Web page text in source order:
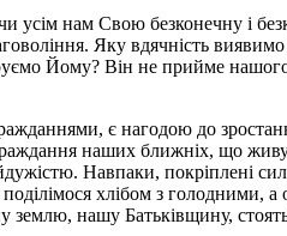
усім нам Свою безконечну і
Яку вдячність
Йому? Він не прийме нашого
є нагодою до
наших ближніх, що
Навпаки, покріплені
хлібом з голодними,
нашу Батьківщину,